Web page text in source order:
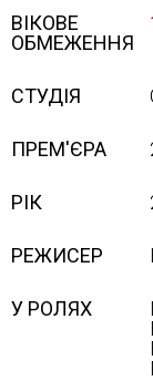
ВІКОВЕ
ОБМЕЖЕННЯ
СТУДІЯ
ПРЕМ'ЄРА
РІК
РЕЖИСЕР
У РОЛЯХ